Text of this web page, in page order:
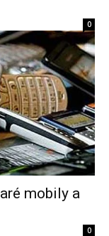
0
mobily a
0